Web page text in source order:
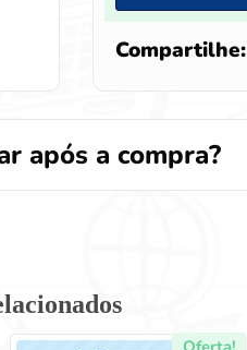
Compartilhe:
após a compra?